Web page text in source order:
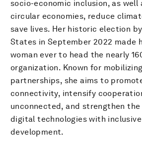
socio-economic inclusion, as well
circular economies, reduce
save lives. Her historic election
States in S​eptember 2022 made
woman ever to head the nearly
organization. Known for
partnerships, she aims to
connectivity, intensify
unconnected, and strengthen
digital technologies with
development.​​